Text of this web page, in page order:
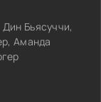
Бьясуччи,
Аманда